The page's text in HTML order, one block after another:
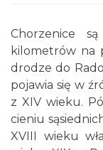
Chorzenice
kilometrów na
drodze do
pojawia się w
z XIV wieku.
cieniu
XVIII wieku